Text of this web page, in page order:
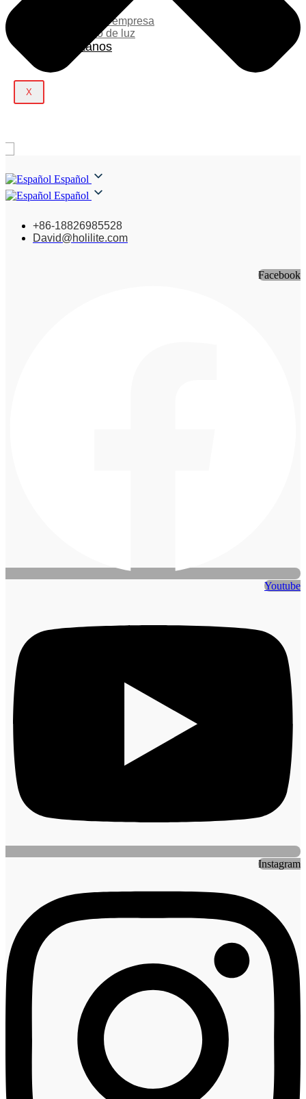
Noticias de la empresa
Espectáculo de luz
Contáctanos
X
Español
Español
+86-18826985528
David@holilite.com
Facebook
Youtube
Instagram